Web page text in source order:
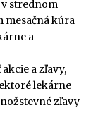
v strednom
mesačná kúra
a
a zľavy,
lekárne
zľavy